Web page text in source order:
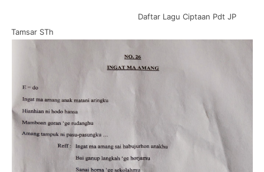
Daftar Lagu Ciptaan Pdt JP
Tamsar STh